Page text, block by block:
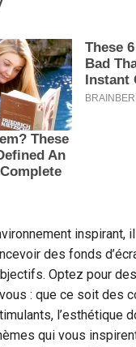
inspirant,
des fonds
Optez pour
: que ce soit des
l’esthétique
qui vous